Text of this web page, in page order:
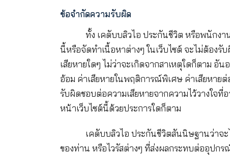
การรับประกันใดๆ ไม่ว่าประเภทใดที่เ
เคดับบลิวไอ ประกันชีวิตขอปฏิ
นี้เป็นข้อมูลที่ถูกต้องสมบูรณ์ หรือเป็
หรือปราศจากข้อผิดพลาด ว่าข้อบกพร่
ประกอบที่เป็นอันตรายอื่นๆ
ทั้ง เคดับบลิวไอ ประกันชีวิต